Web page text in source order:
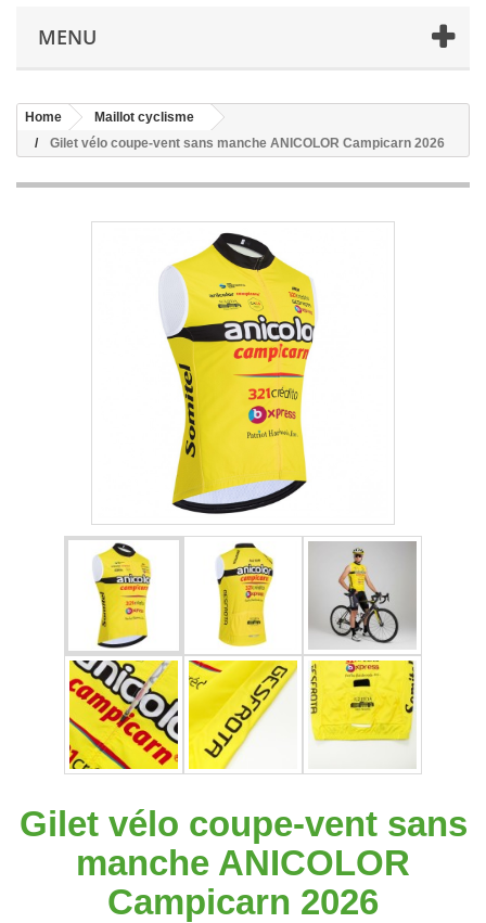
MENU
Home
Maillot cyclisme
Gilet vélo coupe-vent sans manche ANICOLOR Campicarn 2026
Gilet vélo coupe-vent sans
manche ANICOLOR
Campicarn 2026